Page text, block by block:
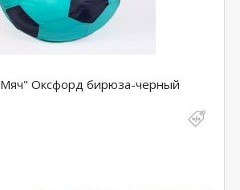
Оксфорд бирюза-черный